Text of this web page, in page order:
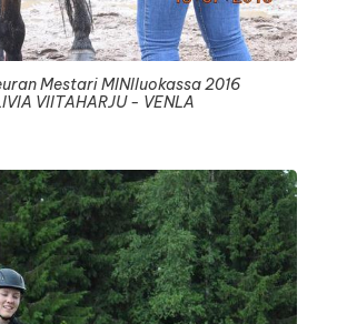
Mestari MINIluokassa 2016
VIITAHARJU - VENLA